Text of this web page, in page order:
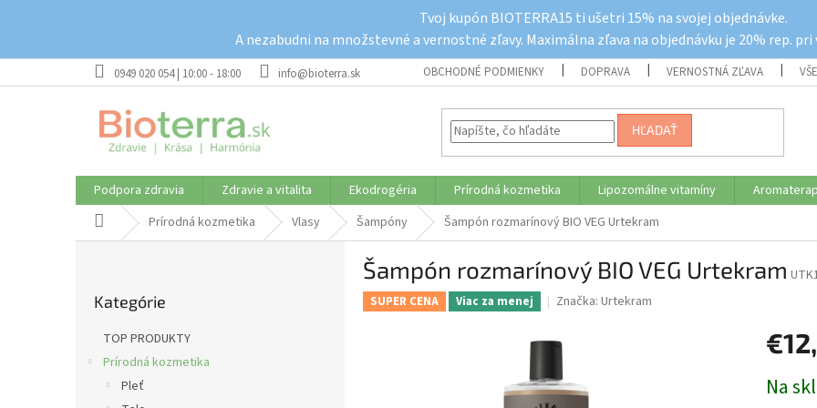
Tvoj kupón BIOTERRA15 ti ušetri 15% na svojej objednávke.
A nezabudni na množstevné a vernostné zľavy. Maximálna zľava na objednávku je 20% rep. pri
0949 020 054 | 10:00 - 18:00 info@bioterra.sk OBCHODNÉ PODMIENKY DOPRAVA VERNOSTNÁ ZĽAVA
HĽADAŤ
Podpora zdravia Zdravie a vitalita Ekodrogéria Prírodná kozmetika Lipozomálne vitamíny
DomovPrírodná kozmetika Vlasy Šampóny Šampón rozmarínový BIO VEG Urtekram
kategórie
Kategórie
TOP PRODUKTY
Prírodná kozmetika
Pleť
Šampón rozmarínový BIO VEG Urtekram
SUPER CENA Viac za menej Značka: Urtekram
cena:
Na